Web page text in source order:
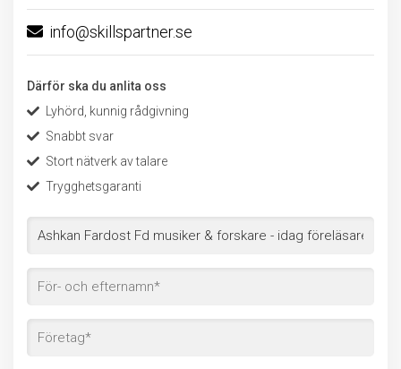
info@skillspartner.se
Därför ska du anlita oss
Lyhörd, kunnig rådgivning
Snabbt svar
Stort nätverk av talare
Trygghetsgaranti